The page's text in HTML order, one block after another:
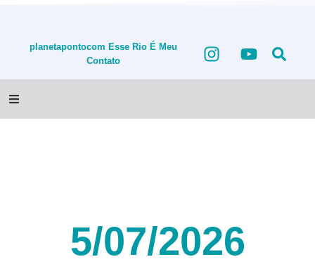
planetapontocom Esse Rio É Meu
Contato
5/07/2026